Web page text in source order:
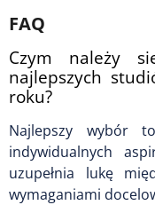
FAQ
Czym należy
najlepszych
roku?
Najlepszy wybór
indywidualnych
uzupełnia lukę
wymaganiami